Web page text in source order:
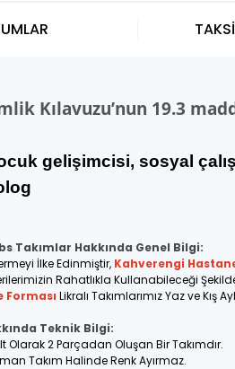
Kılavuzu’nun 19.3
gelişimcisi, sosyal
Takımlar Hakkında Genel Bilgi:
İlke Edinmiştir, Kahverengi
Rahatlıkla Kullanabileceği
Likralı Takımlarımız Yaz ve
Teknik Bilgi:
Olarak 2 Parçadan Oluşan Bir Takımdır.
Takım Halinde Renk Ayırmaz.